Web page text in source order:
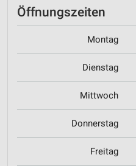
Öffnungszeiten
Montag
Dienstag
Mittwoch
Donnerstag
Freitag